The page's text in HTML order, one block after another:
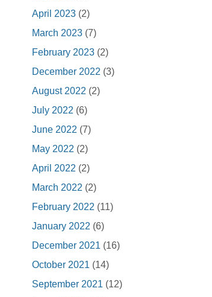
April 2023 (2)
March 2023 (7)
February 2023 (2)
December 2022 (3)
August 2022 (2)
July 2022 (6)
June 2022 (7)
May 2022 (2)
April 2022 (2)
March 2022 (2)
February 2022 (11)
January 2022 (6)
December 2021 (16)
October 2021 (14)
September 2021 (12)